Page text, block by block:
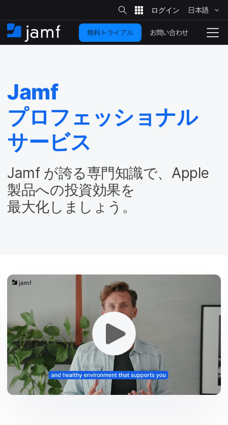
イ
ン
コ
に
移
動
サ
イ
ト
検
索
日本語
ホ
ー
ナ
無料トライアル お問い合わせ
Jamf
プロフェッショナル
サービス
Jamf が​誇る​専門知識で、 Apple
製品への​投資効果を​
最大化しましょう。